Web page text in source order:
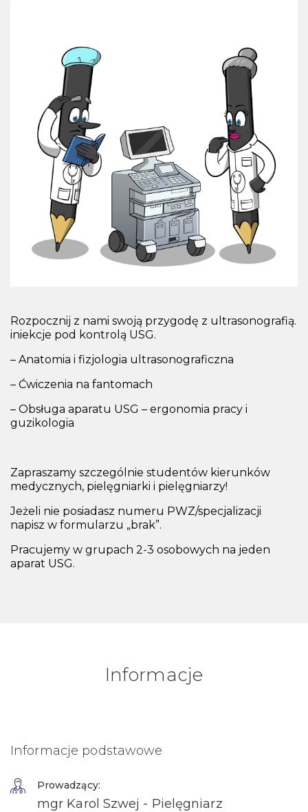
Rozpocznij z nami swoją przygodę z ultrasonografią.
iniekcje pod kontrolą USG.
– Anatomia i fizjologia ultrasonograficzna
– Ćwiczenia na fantomach
– Obsługa aparatu USG – ergonomia pracy i
guzikologia
Zapraszamy szczególnie studentów kierunków
medycznych, pielęgniarki i pielęgniarzy!
Jeżeli nie posiadasz numeru PWZ/specjalizacji
napisz w formularzu „brak”.
Pracujemy w grupach 2-3 osobowych na jeden
aparat USG.
Informacje
Informacje podstawowe
Prowadzący:
mgr Karol Szwej - Pielęgniarz